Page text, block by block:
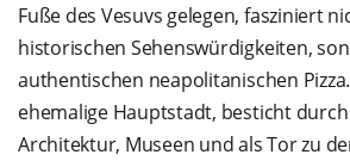
Fuße des Vesuvs gelegen, fasziniert
historischen Sehenswürdigkeiten,
authentischen neapolitanischen Pizza.
ehemalige Hauptstadt, besticht
Architektur, Museen und als Tor zu